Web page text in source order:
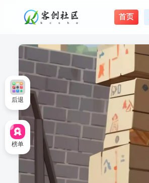
首页
后退
榜单